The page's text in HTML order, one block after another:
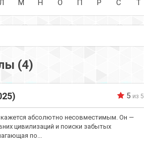
М Н О П Р С Т
(4)
5 из 5
абсолютно несовместимым. Он —
цивилизаций и поиски забытых
по...